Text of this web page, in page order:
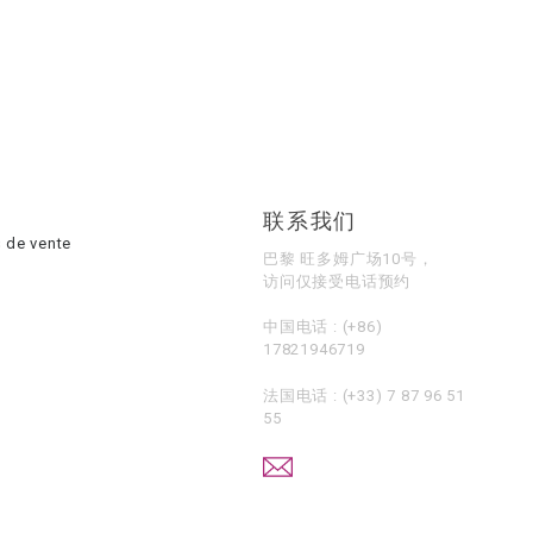
vente
联系我们
巴黎 旺多姆广场10号，
访问仅接受电话预约
中国电话 : (+86)
17821946719
法国电话 : (+33) 7 87 96 51
55